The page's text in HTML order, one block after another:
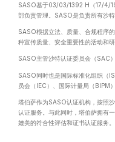
SASO基于03/03/1392 H（17/4/
部负责管理。SASO是负责所有沙
SASO根据立法、质量、合规程序
种宣传质量、安全重要性的活动和
SASO主管沙特认证委员会（SAC
SASO同时也是国际标准化组织（
员会（IEC）、国际计量局（BIPM）
塔伯萨作为SASO认证机构，按照
认证服务。与此同时，塔伯萨拥有
媲美的符合性评估和证书认证服务。